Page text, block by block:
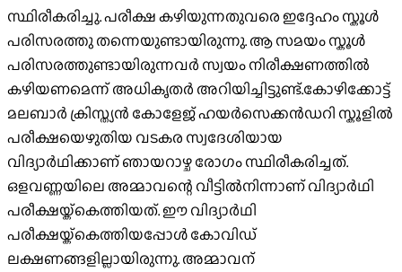
സ്ഥിരീകരിച്ചു. പരീക്ഷ കഴിയുന്നതുവരെ ഇദ്ദേഹം സ്കൂൾ
പരിസരത്തു തന്നെയുണ്ടായിരുന്നു. ആ സമയം സ്കൂൾ
പരിസരത്തുണ്ടായിരുന്നവർ സ്വയം നിരീക്ഷണത്തിൽ
കഴിയണമെന്ന് അധികൃതർ അറിയിച്ചിട്ടുണ്ട്.കോഴിക്കോട്ട്
മലബാർ ക്രിസ്ത്യൻ കോളേജ് ഹയർസെക്കൻഡറി സ്കൂളിൽ
പരീക്ഷയെഴുതിയ വടകര സ്വദേശിയായ
വിദ്യാർഥിക്കാണ് ഞായറാഴ്ച രോഗം സ്ഥിരീകരിച്ചത്.
ഒളവണ്ണയിലെ അമ്മാവന്റെ വീട്ടിൽനിന്നാണ് വിദ്യാർഥി
പരീക്ഷയ്ക്കെത്തിയത്. ഈ വിദ്യാർഥി
പരീക്ഷയ്ക്കെത്തിയപ്പോൾ കോവിഡ്
ലക്ഷണങ്ങളില്ലായിരുന്നു. അമ്മാവന്